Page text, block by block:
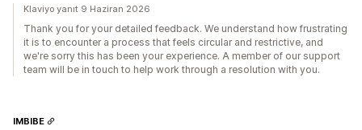
Klaviyo yanıt 9 Haziran 2026
Thank you for your detailed feedback. We understand how frustrating
it is to encounter a process that feels circular and restrictive, and
we're sorry this has been your experience. A member of our support
team will be in touch to help work through a resolution with you.
IMBIBE